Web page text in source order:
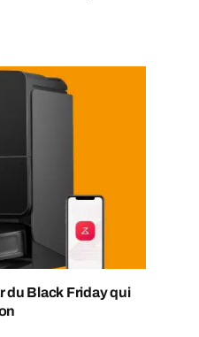
du Black Friday qui